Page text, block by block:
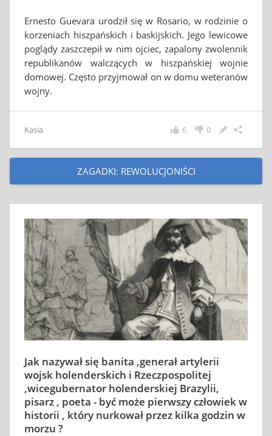
Ernesto Guevara urodził się w Rosario, w rodzinie o
korzeniach hiszpańskich i baskijskich. Jego lewicowe
poglądy zaszczepił w nim ojciec, zapalony zwolennik
republikanów walczących w hiszpańskiej wojnie
domowej. Często przyjmował on w domu weteranów
wojny.
Kasia 0
6
ZAGADKI: REWOLUCJONIŚCI
Jak nazywał się banita ,generał artylerii
wojsk holenderskich i Rzeczpospolitej
,wicegubernator holenderskiej Brazylii,
pisarz , poeta - być może pierwszy człowiek w
historii , który nurkował przez kilka godzin w
morzu ?